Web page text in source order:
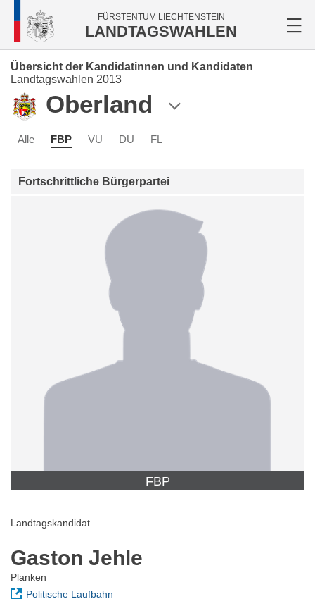
FÜRSTENTUM LIECHTENSTEIN
LANDTAGSWAHLEN
Übersicht der Kandidatinnen und Kandidaten
Landtagswahlen 2013
Oberland
Alle FBP VU DU FL
Fortschrittliche Bürgerpartei
FBP
Landtagskandidat
Gaston Jehle
Planken
Politische Laufbahn